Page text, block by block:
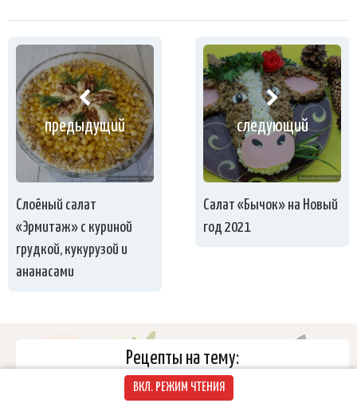
ВКЛ. РЕЖИМ ЧТЕНИЯ
предыдущий
Слоёный салат
«Эрмитаж» с куриной
грудкой, кукурузой и
ананасами
следующий
Салат «Бычок» на Новый
год 2021
Рецепты на тему:
Обед Ужин